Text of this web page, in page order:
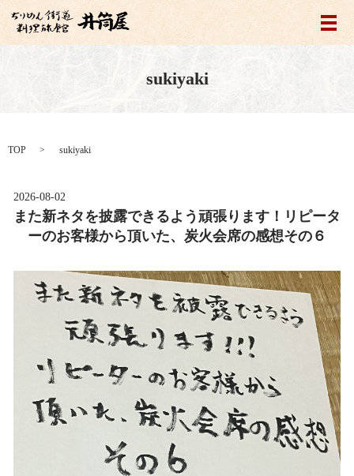
メ
sukiyaki
TOP sukiyaki
2026-08-02
また新ネタを披露できるよう頑張ります！リピータ
ーのお客様から頂いた、炭火会席の感想その６